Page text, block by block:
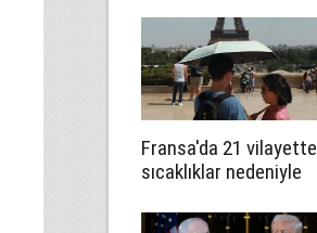
Fransa'da 21 vilayette
sıcaklıklar nedeniyle